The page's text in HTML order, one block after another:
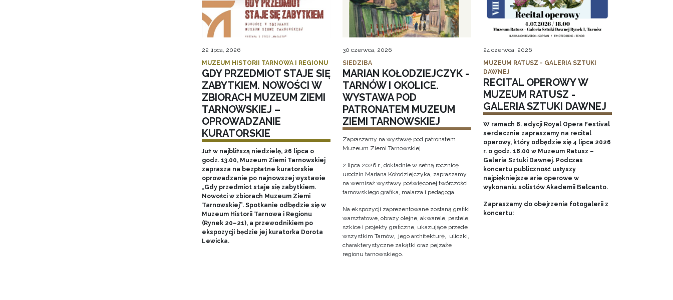
22 lipca, 2026
MUZEUM HISTORII TARNOWA I REGIONU
GDY PRZEDMIOT STAJE SIĘ
ZABYTKIEM. NOWOŚCI W
ZBIORACH MUZEUM ZIEMI
TARNOWSKIEJ –
OPROWADZANIE
KURATORSKIE
Już w najbliższą niedzielę, 26 lipca o
godz. 13.00, Muzeum Ziemi Tarnowskiej
zaprasza na bezpłatne kuratorskie
oprowadzanie po najnowszej wystawie
„Gdy przedmiot staje się zabytkiem.
Nowości w zbiorach Muzeum Ziemi
Tarnowskiej”. Spotkanie odbędzie się w
Muzeum Historii Tarnowa i Regionu
(Rynek 20–21), a przewodnikiem po
ekspozycji będzie jej kuratorka Dorota
Lewicka.
30 czerwca, 2026
SIEDZIBA
MARIAN KOŁODZIEJCZYK -
TARNÓW I OKOLICE.
WYSTAWA POD
PATRONATEM MUZEUM
ZIEMI TARNOWSKIEJ
Zapraszamy na wystawę pod patronatem
Muzeum Ziemi Tarnowskiej.
2 lipca 2026 r., dokładnie w setną rocznicę
urodzin Mariana Kołodziejczyka, zapraszamy
na wernisaż wystawy poświęconej twórczości
tarnowskiego grafika, malarza i pedagoga.
Na ekspozycji zaprezentowane zostaną grafiki
warsztatowe, obrazy olejne, akwarele, pastele,
szkice i projekty graficzne, ukazujące przede
wszystkim Tarnów, jego architekturę, uliczki,
charakterystyczne zakątki oraz pejzaże
regionu tarnowskiego.
24 czerwca, 2026
MUZEUM RATUSZ - GALERIA SZTUKI
DAWNEJ
RECITAL OPEROWY W
MUZEUM RATUSZ -
GALERIA SZTUKI DAWNEJ
W ramach 8. edycji Royal Opera Festival
serdecznie zapraszamy na recital
operowy, który odbędzie się 4 lipca 2026
r. o godz. 18.00 w Muzeum Ratusz –
Galeria Sztuki Dawnej. Podczas
koncertu publiczność usłyszy
najpiękniejsze arie operowe w
wykonaniu solistów Akademii Belcanto.
Zapraszamy do obejrzenia fotogalerii z
koncertu: